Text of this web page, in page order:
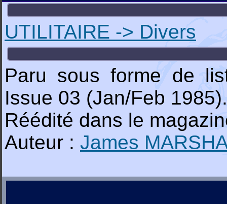
UTILITAIRE -> Divers
Paru sous forme de
Issue 03 (Jan/Feb 1985).
Réédité dans le
Auteur : James